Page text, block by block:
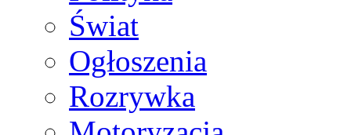
Świat
Ogłoszenia
Rozrywka